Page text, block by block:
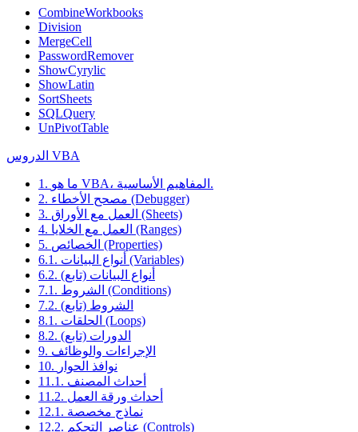
CombineWorkbooks
Division
MergeCell
PasswordRemover
ShowCyrylic
ShowLatin
SortSheets
SQLQuery
UnPivotTable
الدروس VBA
1. ما هو VBA، المفاهيم الأساسية.
2. مصحح الأخطاء (Debugger)
3. العمل مع الأوراق (Sheets)
4. العمل مع الخلايا (Ranges)
5. الخصائص (Properties)
6.1. أنواع البيانات (Variables)
6.2. أنواع البيانات (تابع)
7.1. الشروط (Conditions)
7.2. الشروط (تابع)
8.1. الحلقات (Loops)
8.2. الدورات (تابع)
9. الإجراءات والوظائف
10. نوافذ الحوار
11.1. أحداث المصنف
11.2. أحداث ورقة العمل
12.1. نماذج مخصصة
12.2. عناصر التحكم (Controls)